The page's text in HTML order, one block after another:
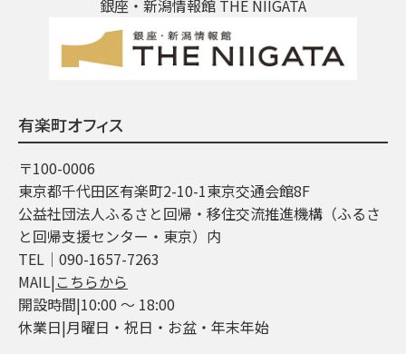
銀座・新潟情報館 THE NIIGATA
有楽町オフィス
〒100-0006
東京都千代田区有楽町2-10-1東京交通会館8F
公益社団法人ふるさと回帰・移住交流推進機構（ふるさ
と回帰支援センター・東京）内
TEL│090-1657-7263
MAIL|こちらから
開設時間|10:00 ～ 18:00
休業日|月曜日・祝日・お盆・年末年始